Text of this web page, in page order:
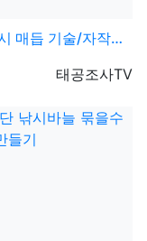
술/자작채비/바늘매듭
등록자
태공조사TV